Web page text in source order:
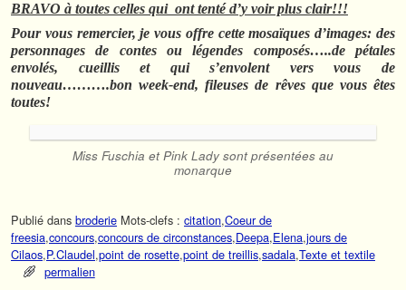
BRAVO à toutes celles qui ont tenté d’y voir plus clair!!!
Pour vous remercier, je vous offre cette mosaïques d’images: des
personnages de contes ou légendes composés…..de pétales
envolés, cueillis et qui s’envolent vers vous de
nouveau……….bon week-end, fileuses de rêves que vous êtes
toutes!
Miss Fuschia et Pink Lady sont présentées au
monarque
Publié dans broderie Mots-clefs : citation,Coeur de
freesia,concours,concours de circonstances,Deepa,Elena,jours de
Cilaos,P.Claudel,point de rosette,point de treillis,sadala,Texte et textile
permalien